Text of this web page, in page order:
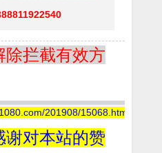
除拦截有效方
201908/15068.html
谢对本站的赞